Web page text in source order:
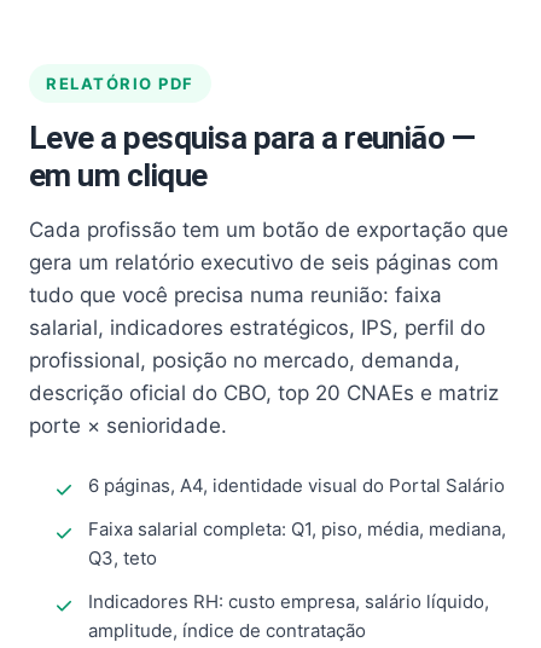
RELATÓRIO PDF
Leve a pesquisa para a reunião —
em um clique
Cada profissão tem um botão de exportação que
gera um relatório executivo de seis páginas com
tudo que você precisa numa reunião: faixa
salarial, indicadores estratégicos, IPS, perfil do
profissional, posição no mercado, demanda,
descrição oficial do CBO, top 20 CNAEs e matriz
porte × senioridade.
6 páginas, A4, identidade visual do Portal Salário
Faixa salarial completa: Q1, piso, média, mediana,
Q3, teto
Indicadores RH: custo empresa, salário líquido,
amplitude, índice de contratação